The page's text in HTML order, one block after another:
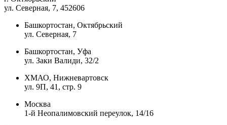
ул. Северная, 7, 452606
Башкортостан, Октябрьский
ул. Северная, 7
Башкортостан, Уфа
ул. Заки Валиди, 32/2
ХМАО, Нижневартовск
ул. 9П, 41, стр. 9
Москва
1-й Неопалимовский переулок, 14/16